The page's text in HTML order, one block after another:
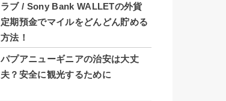
ラブ / Sony Bank WALLETの外貨
定期預金でマイルをどんどん貯める
方法！
パプアニューギニアの治安は大丈
夫？安全に観光するために